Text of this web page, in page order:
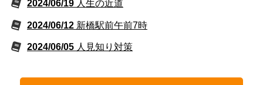
2024/06/19 人生の近道
2024/06/12 新橋駅前午前7時
2024/06/05 人見知り対策